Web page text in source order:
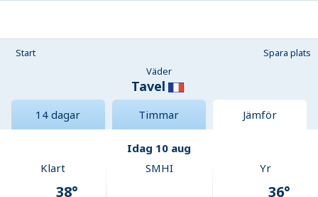
Start
Spara plats
Väder
Tavel
14 dagar Timmar Jämför
Idag 10 aug
Klart
38°
SMHI Yr
36°